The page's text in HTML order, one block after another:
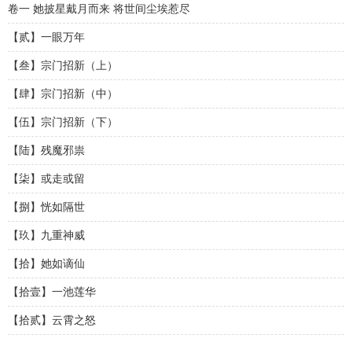
卷一 她披星戴月而来 将世间尘埃惹尽
【贰】一眼万年
【叁】宗门招新（上）
【肆】宗门招新（中）
【伍】宗门招新（下）
【陆】残魔邪祟
【柒】或走或留
【捌】恍如隔世
【玖】九重神威
【拾】她如谪仙
【拾壹】一池莲华
【拾贰】云霄之怒